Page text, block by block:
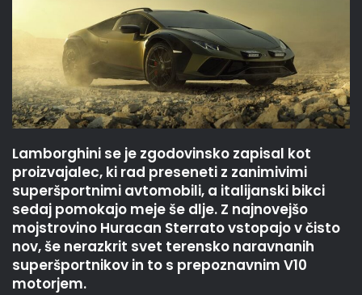
Lamborghini se je zgodovinsko zapisal kot
proizvajalec, ki rad preseneti z zanimivimi
superšportnimi avtomobili, a italijanski bikci
sedaj pomokajo meje še dlje. Z najnovejšo
mojstrovino Huracan Sterrato vstopajo v čisto
nov, še nerazkrit svet terensko naravnanih
superšportnikov in to s prepoznavnim V10
motorjem.